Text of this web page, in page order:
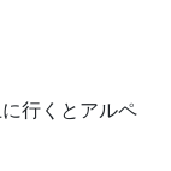
行くとアルペ